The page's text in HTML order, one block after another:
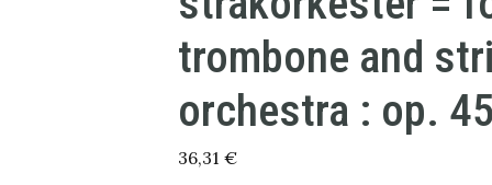
trombone and
orchestra : op.
36,31 €